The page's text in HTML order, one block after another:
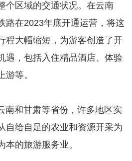
个区域的交通状况。在云南
路在2023年底开通运营，将这
程大幅缩短，为游客创造了开
遇，包括入住精品酒店、体验
游等。
和甘肃等省份，许多地区实
自给自足的农业和资源开采为
本的旅游服务业。